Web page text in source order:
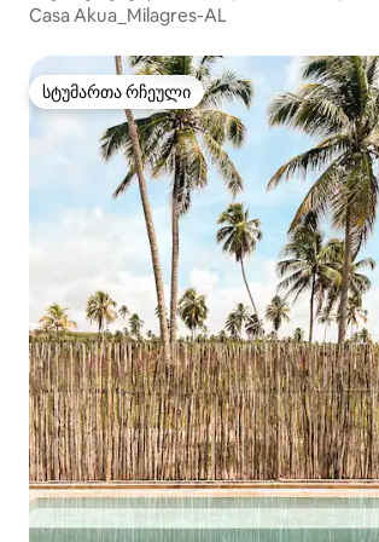
Casa Akua_Milagres-AL
სტუმართა რჩეული
სტუმართა რჩეული